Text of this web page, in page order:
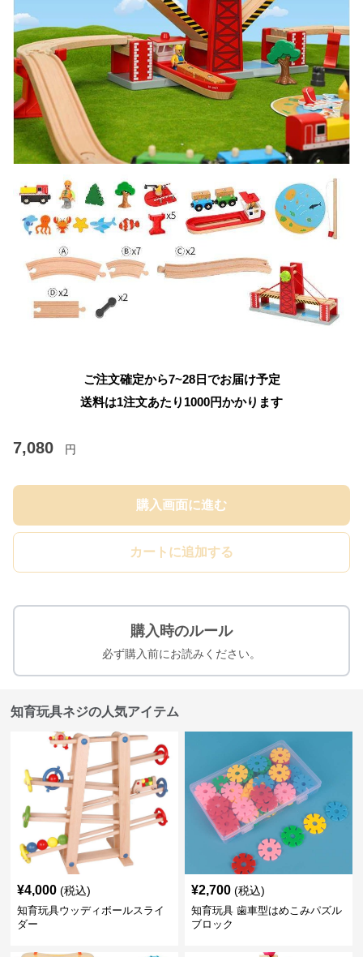
ご注文確定から7~28日でお届け予定
送料は1注文あたり 1000円かかります
7,080 円
購入画面に進む
カートに追加する
購入時のルール
必ず購入前にお読みください。
知育玩具ネジの人気アイテム
¥4,000 (税込)
知育玩具ウッディボールスライ
ダー
¥2,700 (税込)
知育玩具 歯車型はめこみパズル
ブロック